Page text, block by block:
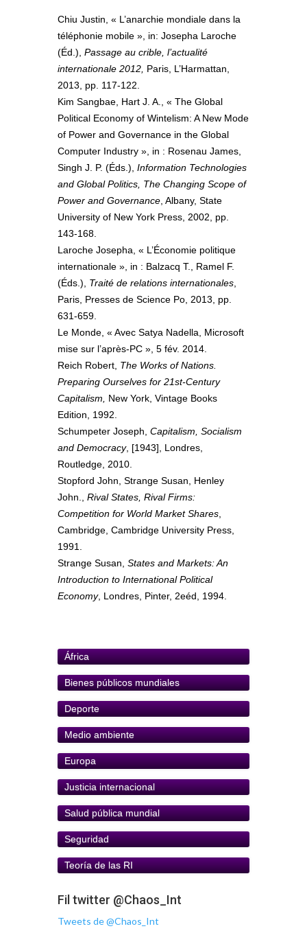
Chiu Justin, « L’anarchie mondiale dans la
téléphonie mobile », in: Josepha Laroche
(Éd.), Passage au crible, l’actualité
internationale 2012, Paris, L’Harmattan,
2013, pp. 117-122.
Kim Sangbae, Hart J. A., « The Global
Political Economy of Wintelism: A New Mode
of Power and Governance in the Global
Computer Industry », in : Rosenau James,
Singh J. P. (Éds.), Information Technologies
and Global Politics, The Changing Scope of
Power and Governance , Albany, State
University of New York Press, 2002, pp.
143-168.
Laroche Josepha, « L’Économie politique
internationale », in : Balzacq T., Ramel F.
(Éds.),
Traité de relations internationales
Paris, Presses de Science Po, 2013, pp.
631-659.
Le Monde, « Avec Satya Nadella, Microsoft
mise sur l’après-PC », 5 fév. 2014.
Reich Robert, The Works of Nations.
Preparing Ourselves for 21st-Century
Capitalism,
New York, Vintage Books
Edition, 1992.
Schumpeter Joseph, Capitalism, Socialism
and Democracy, [1943], Londres,
Routledge, 2010.
Stopford John, Strange Susan, Henley
John., Rival States, Rival Firms:
Competition for World Market Shares
Cambridge, Cambridge University Press,
1991.
Strange Susan, States and Markets: An
Introduction to International Political
Economy, Londres, Pinter, 2eéd, 1994.
África
Bienes públicos mundiales
Deporte
Medio ambiente
Europa
Justicia internacional
Salud pública mundial
Seguridad
Teoría de las RI
Fil twitter @Chaos_Int
Tweets de @Chaos_Int